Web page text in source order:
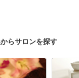
らサロンを探す